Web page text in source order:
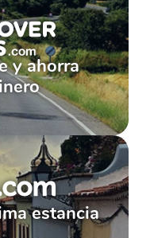
y ahorra
estancia